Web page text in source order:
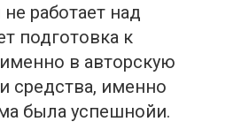
работает над
подготовка к
в авторскую
средства, именно
была успешнойи.